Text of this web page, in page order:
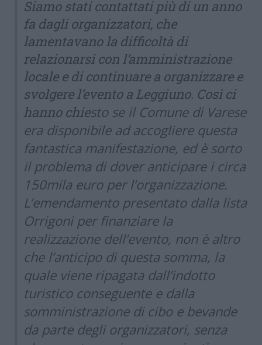
Siamo stati contattati più di un anno
fa dagli organizzatori, che
lamentavano la difficoltà di
relazionarsi con l’amministrazione
locale e di continuare a organizzare e
svolgere l’evento a Leggiuno. Così ci
hanno chiesto se il Comune di Varese
era disponibile ad accogliere questa
fantastica manifestazione, ed è sorto
il problema di dover anticipare i circa
150mila euro per l’organizzazione.
L’emendamento presentato dalla lista
Orrigoni per finanziare la
realizzazione dell’evento, non è altro
che l’anticipo di questa somma, la
quale viene ripagata dall’indotto
turistico conseguente e dalla
somministrazione di cibo e bevande
da parte degli organizzatori, senza